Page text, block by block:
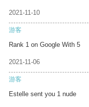
2021-11-10
游客
Rank 1 on Google With 5
2021-11-06
游客
Estelle sent you 1 nude